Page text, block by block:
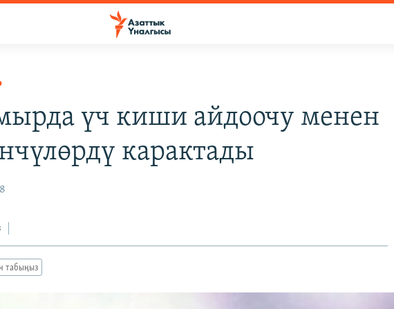
үч киши айдоочу менен
карактады
табыңыз